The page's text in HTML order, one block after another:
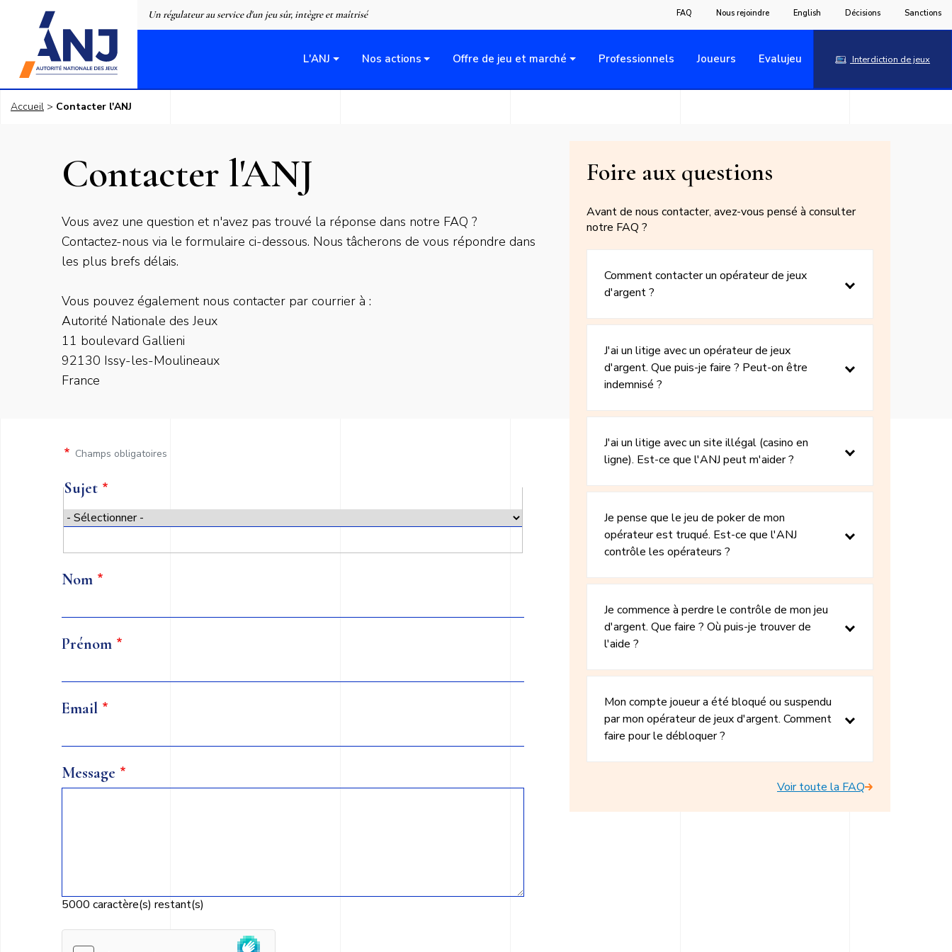
au
principal
accueil
Un régulateur au service d'un jeu sûr, intègre et maîtrisé FAQ Nous rejoindre English Décisions Sanctions
L'ANJ Nos actions Offre de jeu et marché Professionnels Joueurs Evalujeu Interdiction de jeux
Accueil Contacter l'ANJ
Contacter l'ANJ
Chapo
Vous avez une question et n'avez pas trouvé la réponse dans notre FAQ ?
Contactez-nous via le formulaire ci-dessous. Nous tâcherons de vous répondre dans
les plus brefs délais.
Vous pouvez également nous contacter par courrier à :
Autorité Nationale des Jeux
11 boulevard Gallieni
92130 Issy-les-Moulineaux
France
Titre
du
bloc
Foire aux questions
Avant de nous contacter, avez-vous pensé à consulter
notre FAQ ?
FAQComment contacter un opérateur de jeux
d'argent ?
J'ai un litige avec un opérateur de jeux
d'argent. Que puis-je faire ? Peut-on être
indemnisé ?
J'ai un litige avec un site illégal (casino en
ligne). Est-ce que l'ANJ peut m'aider ?
Je pense que le jeu de poker de mon
opérateur est truqué. Est-ce que l'ANJ
contrôle les opérateurs ?
Je commence à perdre le contrôle de mon jeu
d'argent. Que faire ? Où puis-je trouver de
l'aide ?
Mon compte joueur a été bloqué ou suspendu
par mon opérateur de jeux d'argent. Comment
faire pour le débloquer ?
Voir toute la FAQ
Champs obligatoires
Formulaire
Sujet
Sujet
Nom
Prénom
Email
Message
5000 caractère(s) restant(s)
Panneau de gestion des cookies